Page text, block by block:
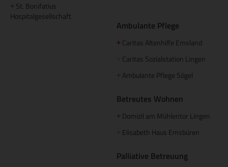
St. Bonifatius
Hospitalgesellschaft
Ambulante Pflege
+ Caritas Altenhilfe Emsland
+ Caritas Sozialstation Lingen
+ Ambulante Pflege Sögel
Betreutes Wohnen
Domizil am Mühlentor Lingen
Elisabeth Haus Emsbüren
Palliative Betreuung